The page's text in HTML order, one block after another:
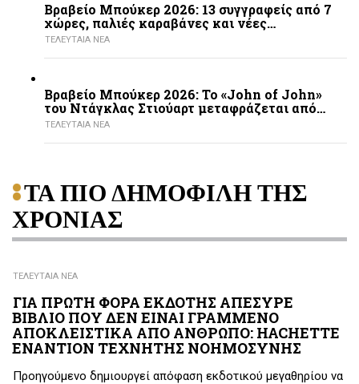
Βραβείο Μπούκερ 2026: 13 συγγραφείς από 7
χώρες, παλιές καραβάνες και νέες…
ΤΕΛΕΥΤΑΙΑ ΝΕΑ
Βραβείο Μπούκερ 2026: Το «John of John»
του Ντάγκλας Στιούαρτ μεταφράζεται από…
ΤΕΛΕΥΤΑΙΑ ΝΕΑ
ΤΑ ΠΙΟ ΔΗΜΟΦΙΛΗ ΤΗΣ
ΧΡΟΝΙΑΣ
ΤΕΛΕΥΤΑΙΑ ΝΕΑ
ΓΙΑ ΠΡΩΤΗ ΦΟΡΑ ΕΚΔΟΤΗΣ ΑΠΕΣΥΡΕ
ΒΙΒΛΙΟ ΠΟΥ ΔΕΝ ΕΙΝΑΙ ΓΡΑΜΜΕΝΟ
ΑΠΟΚΛΕΙΣΤΙΚΑ ΑΠΟ ΑΝΘΡΩΠΟ: HACHETTE
ΕΝΑΝΤΙΟΝ ΤΕΧΝΗΤΗΣ ΝΟΗΜΟΣΥΝΗΣ
Προηγούμενο δημιουργεί απόφαση εκδοτικού μεγαθηρίου να